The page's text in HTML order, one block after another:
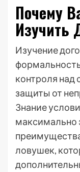
Почему
Изучить
Изучение
контроля над
защиты от
Знание
максимально
ловушек,